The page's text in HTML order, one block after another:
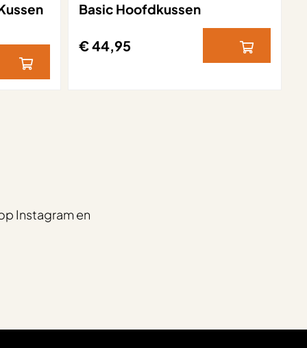
Basic Hoofdkussen
€ 44,95
Instagram en